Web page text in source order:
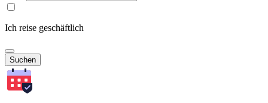
Ich reise geschäftlich
Suchen